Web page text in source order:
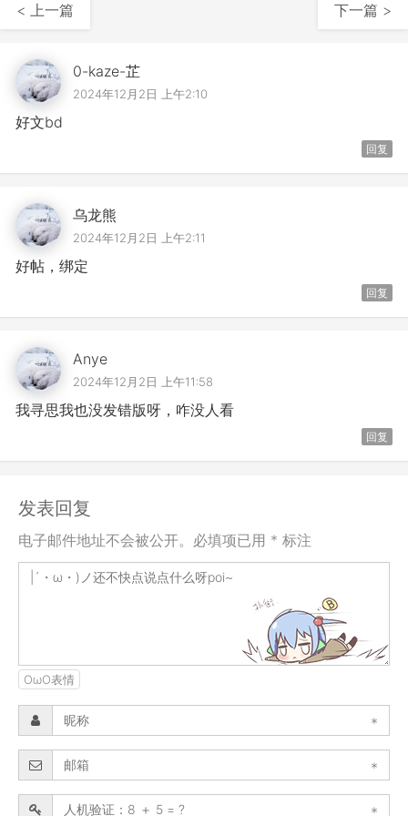
< 上一篇 下一篇 >
0-kaze-芷
2024年12月2日 上午2:10
好文bd
回复
乌龙熊
2024年12月2日 上午2:11
好帖，绑定
回复
Anye
2024年12月2日 上午11:58
我寻思我也没发错版呀，咋没人看
回复
发表回复
电子邮件地址不会被公开。必填项已用 * 标注
OωO表情
*
*
*